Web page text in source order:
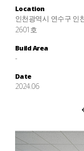
Location
인천광역시 연수구 인
2601호
Build Area
-
Date
2024.06